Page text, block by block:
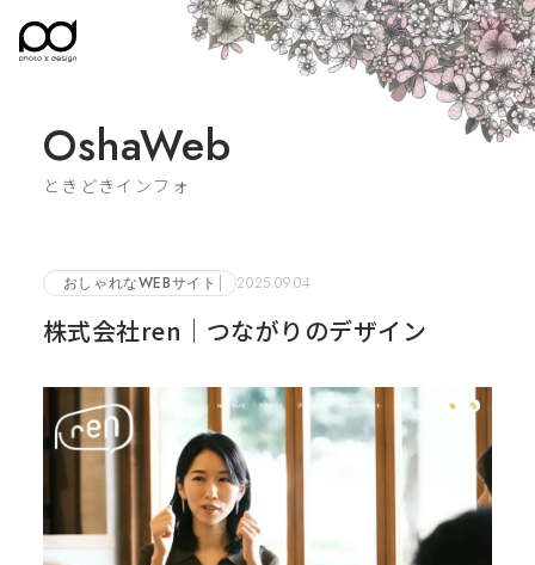
OshaWeb
ときどきインフォ
おしゃれなWEBサイト 2025.09.04
株式会社ren｜つながりのデザイン